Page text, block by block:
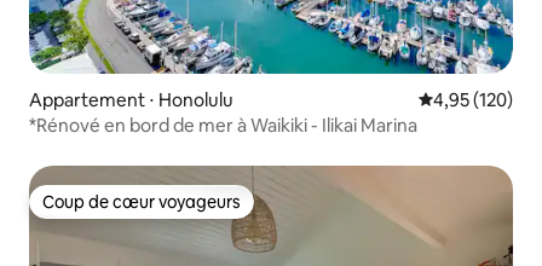
Appartement ⋅ Honolulu Évaluation
4,95 (120)
*Rénové en bord de mer à Waikiki - Ilikai Marina
Coup de cœur voyageurs
Coup de cœur voyageurs